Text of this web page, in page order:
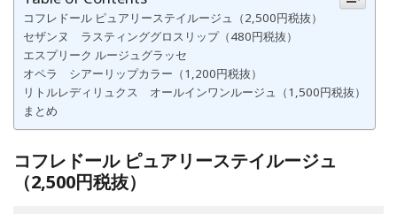
コフレドール ピュアリーステイルージュ（2,500円税抜）
セザンヌ ラスティンググロスリップ（480円税抜）
エスプリーク ルージュグラッセ
オペラ シアーリップカラー（1,200円税抜）
リトルレディリュクス オールインワンルージュ（1,500円税抜）
まとめ
コフレドール ピュアリーステイルージュ
（2,500円税抜）